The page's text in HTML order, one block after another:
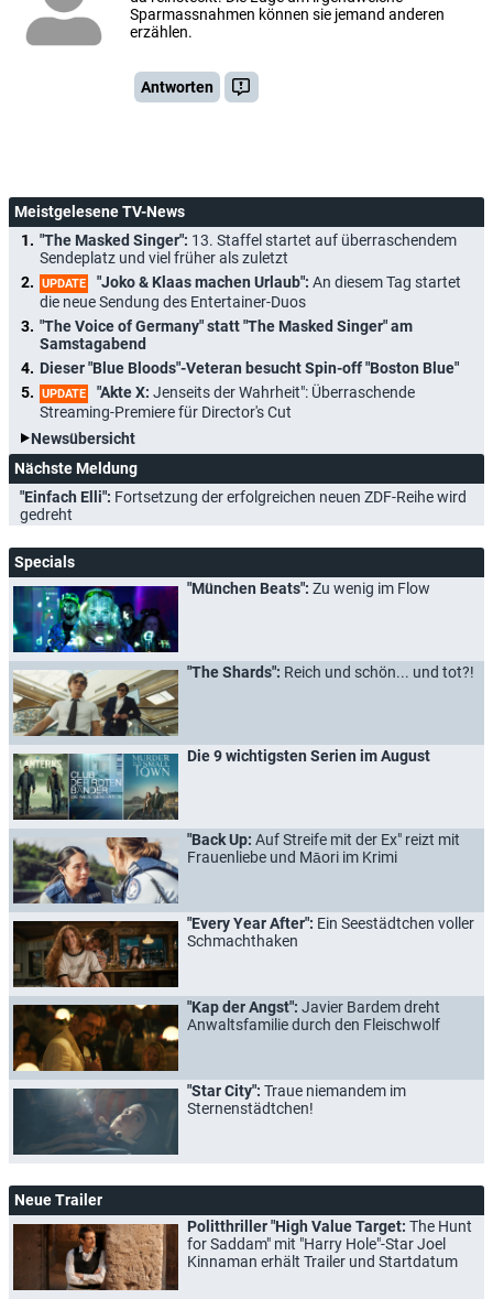
Sparmassnahmen können sie jemand anderen
erzählen.
Antworten
Meistgelesene TV-News
"The Masked Singer": 13. Staffel startet auf überraschendem
Sendeplatz und viel früher als zuletzt
UPDATE "Joko & Klaas machen Urlaub": An diesem Tag startet
die neue Sendung des Entertainer-Duos
"The Voice of Germany" statt "The Masked Singer" am
Samstagabend
Dieser "Blue Bloods"-Veteran besucht Spin-off "Boston Blue"
UPDATE "Akte X: Jenseits der Wahrheit": Überraschende
Streaming-Premiere für Director's Cut
Newsübersicht
Nächste Meldung
"Einfach Elli": Fortsetzung der erfolgreichen neuen ZDF-Reihe wird
gedreht
Specials
"München Beats": Zu wenig im Flow
"The Shards": Reich und schön... und tot?!
Die 9 wichtigsten Serien im August
"Back Up: Auf Streife mit der Ex" reizt mit
Frauenliebe und Māori im Krimi
"Every Year After": Ein Seestädtchen voller
Schmachthaken
"Kap der Angst": Javier Bardem dreht
Anwaltsfamilie durch den Fleischwolf
"Star City": Traue niemandem im
Sternenstädtchen!
Neue Trailer
Politthriller "High Value Target: The Hunt
for Saddam" mit "Harry Hole"-Star Joel
Kinnaman erhält Trailer und Startdatum